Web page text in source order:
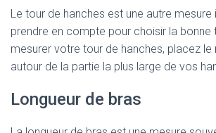
Le tour de hanches est une autre
prendre en compte pour choisir la bonne
mesurer votre tour de hanches, placez le
autour de la partie la plus large de vos
Longueur de bras